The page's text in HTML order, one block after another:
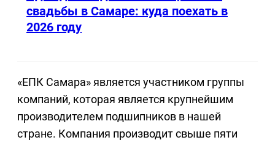
свадьбы в Самаре: куда поехать в
2026 году
«ЕПК Самара» является участником группы
компаний, которая является крупнейшим
производителем подшипников в нашей
стране. Компания производит свыше пяти